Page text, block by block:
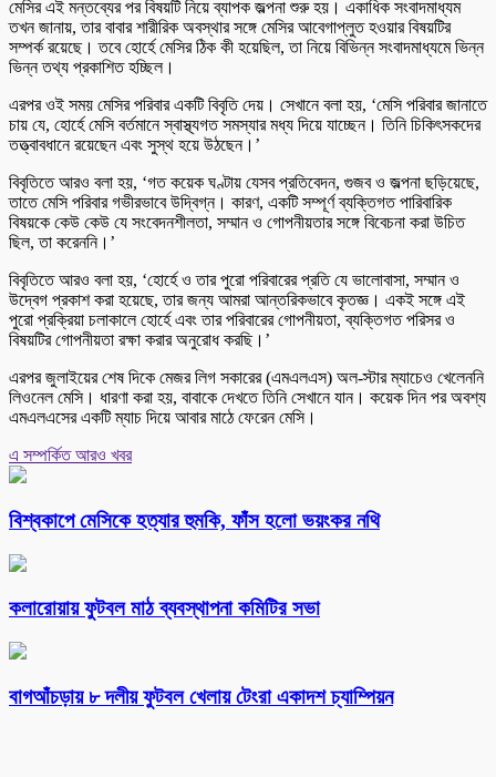
মেসির এই মন্তব্যের পর বিষয়টি নিয়ে ব্যাপক জল্পনা শুরু হয়। একাধিক সংবাদমাধ্যম
তখন জানায়, তার বাবার শারীরিক অবস্থার সঙ্গে মেসির আবেগাপ্লুত হওয়ার বিষয়টির
সম্পর্ক রয়েছে। তবে হোর্হে মেসির ঠিক কী হয়েছিল, তা নিয়ে বিভিন্ন সংবাদমাধ্যমে ভিন্ন
ভিন্ন তথ্য প্রকাশিত হচ্ছিল।
এরপর ওই সময় মেসির পরিবার একটি বিবৃতি দেয়। সেখানে বলা হয়, ‘মেসি পরিবার জানাতে
চায় যে, হোর্হে মেসি বর্তমানে স্বাস্থ্যগত সমস্যার মধ্য দিয়ে যাচ্ছেন। তিনি চিকিৎসকদের
তত্ত্বাবধানে রয়েছেন এবং সুস্থ হয়ে উঠছেন।’
বিবৃতিতে আরও বলা হয়, ‘গত কয়েক ঘণ্টায় যেসব প্রতিবেদন, গুজব ও জল্পনা ছড়িয়েছে,
তাতে মেসি পরিবার গভীরভাবে উদ্বিগ্ন। কারণ, একটি সম্পূর্ণ ব্যক্তিগত পারিবারিক
বিষয়কে কেউ কেউ যে সংবেদনশীলতা, সম্মান ও গোপনীয়তার সঙ্গে বিবেচনা করা উচিত
ছিল, তা করেননি।’
বিবৃতিতে আরও বলা হয়, ‘হোর্হে ও তার পুরো পরিবারের প্রতি যে ভালোবাসা, সম্মান ও
উদ্বেগ প্রকাশ করা হয়েছে, তার জন্য আমরা আন্তরিকভাবে কৃতজ্ঞ। একই সঙ্গে এই
পুরো প্রক্রিয়া চলাকালে হোর্হে এবং তার পরিবারের গোপনীয়তা, ব্যক্তিগত পরিসর ও
বিষয়টির গোপনীয়তা রক্ষা করার অনুরোধ করছি।’
এরপর জুলাইয়ের শেষ দিকে মেজর লিগ সকারের (এমএলএস) অল-স্টার ম্যাচেও খেলেননি
লিওনেল মেসি। ধারণা করা হয়, বাবাকে দেখতে তিনি সেখানে যান। কয়েক দিন পর অবশ্য
এমএলএসের একটি ম্যাচ দিয়ে আবার মাঠে ফেরেন মেসি।
এ সম্পর্কিত আরও খবর
বিশ্বকাপে মেসিকে হত্যার হুমকি, ফাঁস হলো ভয়ংকর নথি
কলারোয়ায় ফুটবল মাঠ ব্যবস্থাপনা কমিটির সভা
বাগআঁচড়ায় ৮ দলীয় ফুটবল খেলায় টেংরা একাদশ চ্যাম্পিয়ন